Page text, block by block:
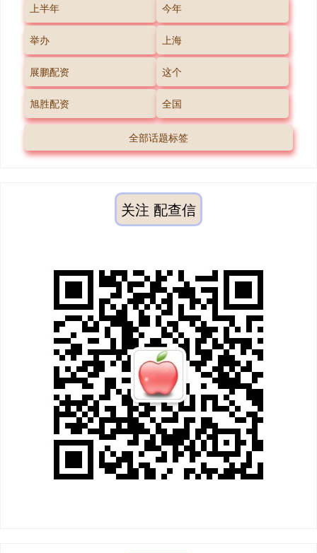
上半年 今年
举办 上海
展鹏配资 这个
旭胜配资 全国
全部话题标签
关注 配查信